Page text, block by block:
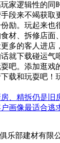
家逻辑性的同
段来不竭获取
励。玩起来也
材、拆修店面
多的客人进店
就下载碰运气
吧。添加逛戏
载和玩耍吧！
、精拆仍是旧
画像最适合逃
乐部建材有限